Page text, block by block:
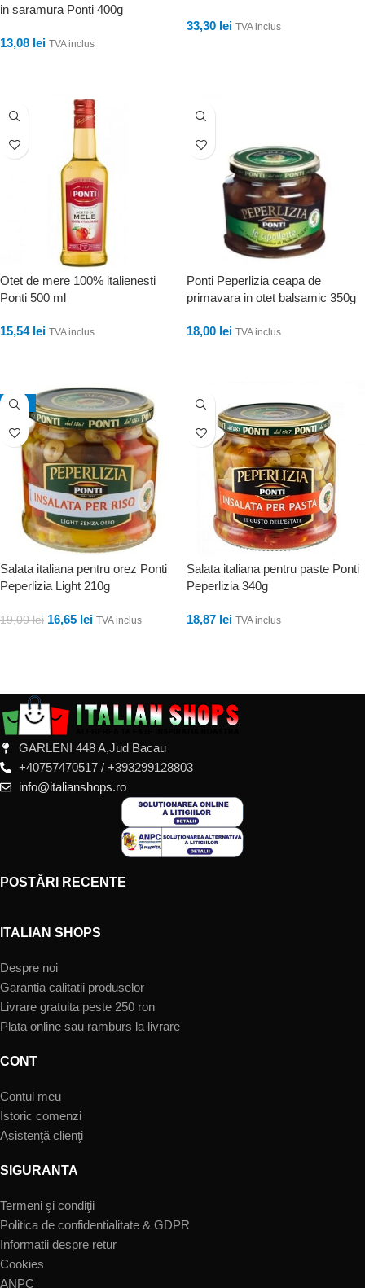
in saramura Ponti 400g
13,08 lei TVA inclus
33,30 lei TVA inclus
Otet de mere 100% italienesti
Ponti 500 ml
15,54 lei TVA inclus
Ponti Peperlizia ceapa de
primavara in otet balsamic 350g
18,00 lei TVA inclus
-12%
Salata italiana pentru orez Ponti
Peperlizia Light 210g
19,00lei 16,65 lei TVA inclus
Salata italiana pentru paste Ponti
Peperlizia 340g
18,87 lei TVA inclus
GARLENI 448 A,Jud Bacau
+40757470517 / +393299128803
info@italianshops.ro
POSTĂRI RECENTE
ITALIAN SHOPS
Despre noi
Garantia calitatii produselor
Livrare gratuita peste 250 ron
Plata online sau ramburs la livrare
CONT
Contul meu
Istoric comenzi
Asistenţă clienţi
SIGURANTA
Termeni şi condiţii
Politica de confidentialitate & GDPR
Informatii despre retur
Cookies
ANPC